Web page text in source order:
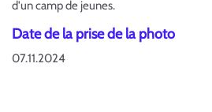
d'un camp de jeunes.
Date de la prise de la photo
07.11.2024